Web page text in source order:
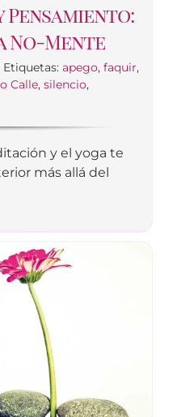
No-Mente
Etiquetas: apego, faquir,
Calle, silencio,
y el yoga te
más allá del